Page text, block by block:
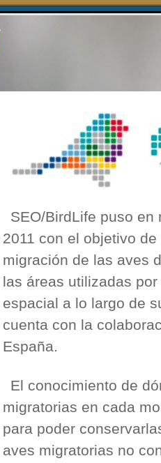
SEO/BirdLife puso
2011 con el objetivo
migración de las aves
las áreas utilizadas
espacial a lo largo de
cuenta con la
España.
El conocimiento de
migratorias en cada
para poder
aves migratorias no